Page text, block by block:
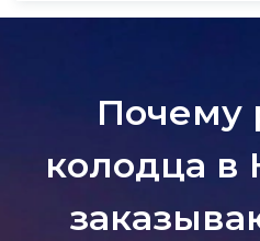
Почему
колодца в